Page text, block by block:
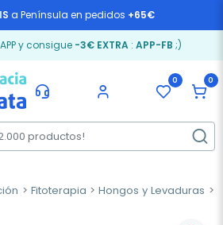
a Península en pedidos +65€
y consigue -3€ EXTRA: APP-FB ;)
0 0
Fitoterapia Hongos y Levaduras